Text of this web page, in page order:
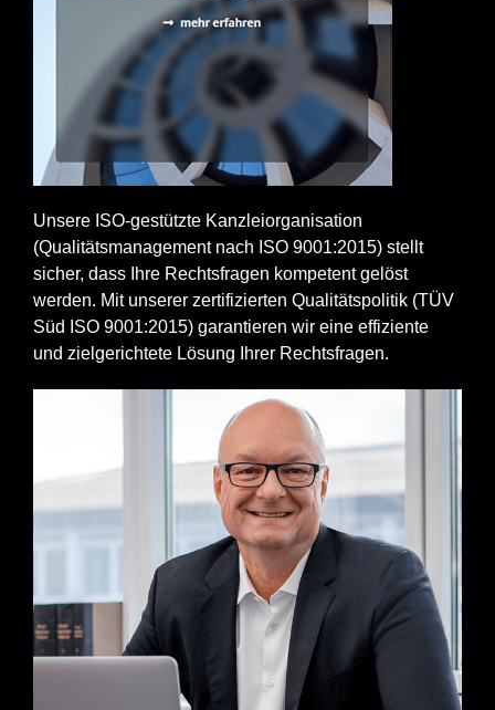
Unsere ISO-gestützte Kanzleiorganisation
(Qualitätsmanagement nach ISO 9001:2015) stellt
sicher, dass Ihre Rechtsfragen kompetent gelöst
werden. Mit unserer zertifizierten Qualitätspolitik (TÜV
Süd ISO 9001:2015) garantieren wir eine effiziente
und zielgerichtete Lösung Ihrer Rechtsfragen.